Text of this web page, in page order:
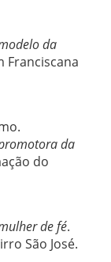
da
Franciscana
da
do
de fé.
São José.